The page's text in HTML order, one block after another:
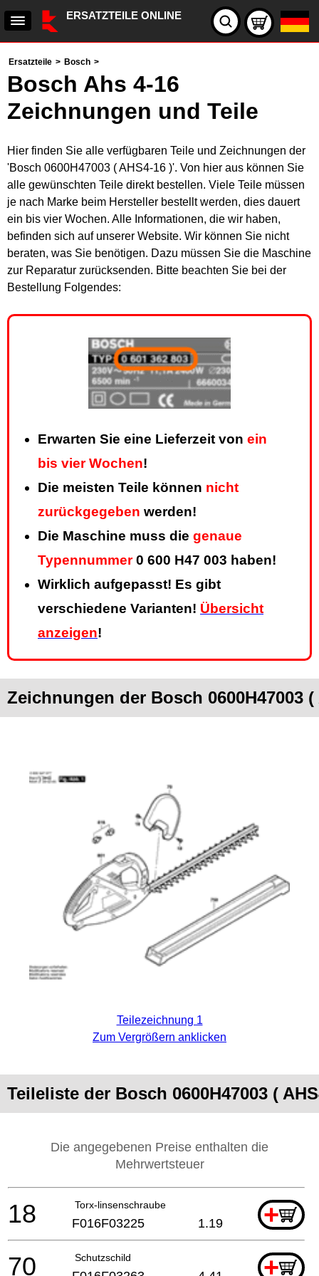
ERSATZTEILE ONLINE
Ersatzteile > Bosch >
Bosch Ahs 4-16
Zeichnungen und Teile
Hier finden Sie alle verfügbaren Teile und Zeichnungen der
'Bosch 0600H47003 ( AHS4-16 )'. Von hier aus können Sie
alle gewünschten Teile direkt bestellen. Viele Teile müssen
je nach Marke beim Hersteller bestellt werden, dies dauert
ein bis vier Wochen. Alle Informationen, die wir haben,
befinden sich auf unserer Website. Wir können Sie nicht
beraten, was Sie benötigen. Dazu müssen Sie die Maschine
zur Reparatur zurücksenden. Bitte beachten Sie bei der
Bestellung Folgendes:
Erwarten Sie eine Lieferzeit von ein
bis vier Wochen!
Die meisten Teile können nicht
zurückgegeben werden!
Die Maschine muss die genaue
Typennummer0 600 H47 003 haben!
Wirklich aufgepasst! Es gibt
verschiedene Varianten! Übersicht
anzeigen!
Zeichnungen der Bosch 0600H47003 (
Teilezeichnung 1
Zum Vergrößern anklicken
Teileliste der Bosch 0600H47003 (
Die angegebenen Preise enthalten die
Mehrwertsteuer
Torx-linsenschraube +
18 F016F03225 1.19
Schutzschild +
70